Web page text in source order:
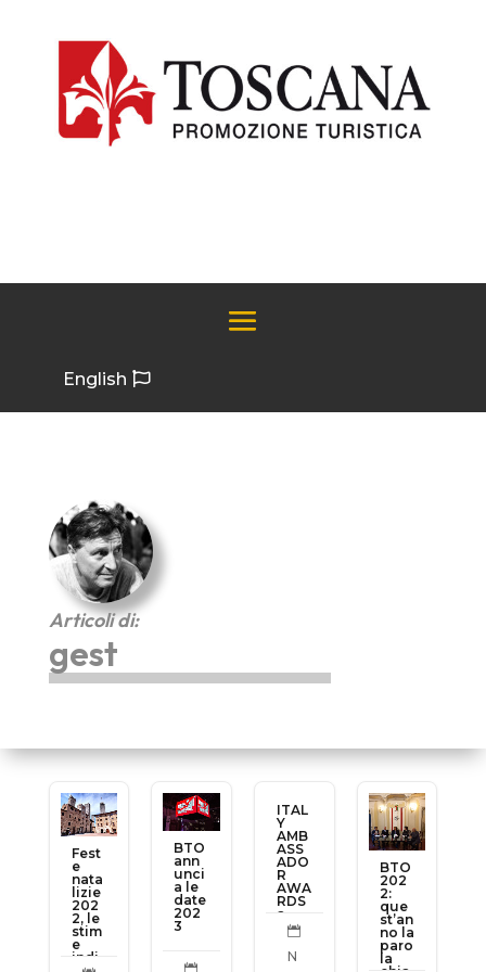
English
Articoli di:
gest
Fest
e
nata
lizie
202
2, le
stim
e
indi
BTO
ann
unci
a le
date
202
3

ITAL
Y
AMB
ASS
ADO
R
AWA
RDS
a
Firen
ze

N
BTO
202
2:
que
st’an
no la
paro
la